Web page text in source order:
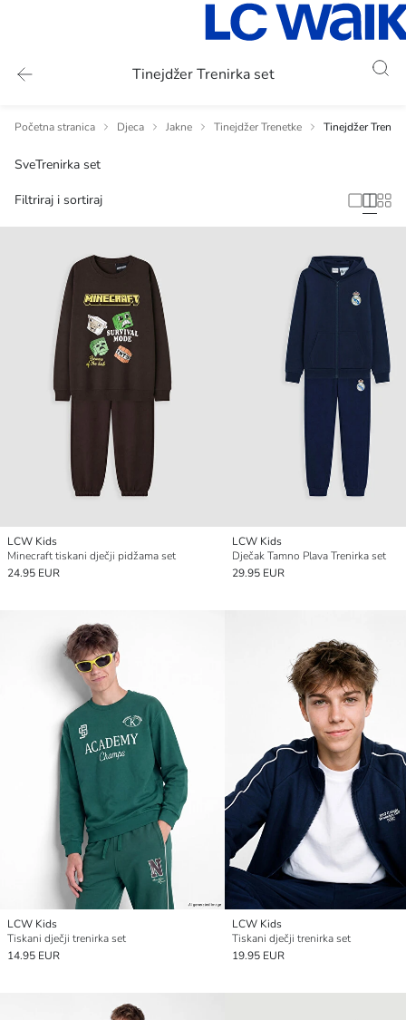
Tinejdžer Trenirka set
Početna stranica Djeca Jakne Tinejdžer Trenetke Tinejdžer
SveTrenirka set
Filtriraj i sortiraj
LCW Kids
Minecraft tiskani dječji pidžama set
24.95 EUR
LCW Kids
Dječak Tamno Plava Trenirka set
29.95 EUR
LCW Kids
Tiskani dječji trenirka set
14.95 EUR
LCW Kids
Tiskani dječji trenirka set
19.95 EUR